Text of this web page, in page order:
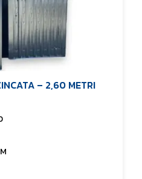
– 2,60 METRI